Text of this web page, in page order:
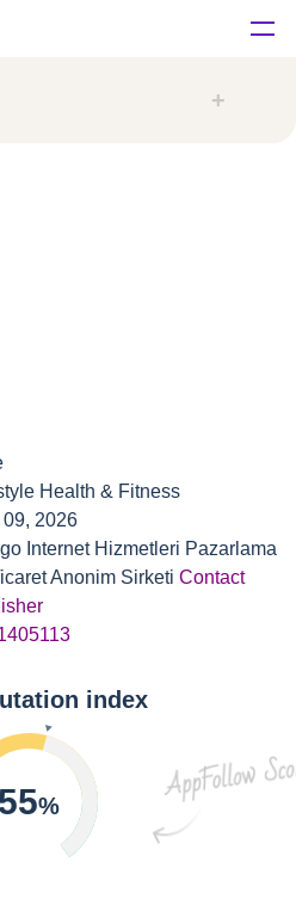
Health & Fitness
2026
Internet Hizmetleri Pazarlama
Anonim Sirketi Contact
index
55%